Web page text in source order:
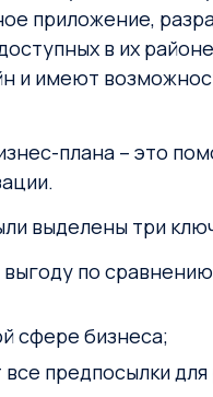
приложение,
в их
и имеют
плана – это
выделены три
по
сфере бизнеса;
предпосылки